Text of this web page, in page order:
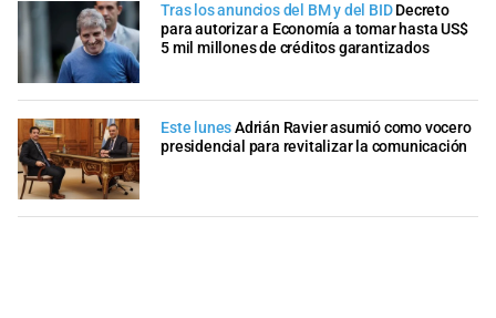
Tras los anuncios del BM y del BID Decreto
para autorizar a Economía a tomar hasta US$
5 mil millones de créditos garantizados
Este lunesAdrián Ravier asumió como vocero
presidencial para revitalizar la comunicación